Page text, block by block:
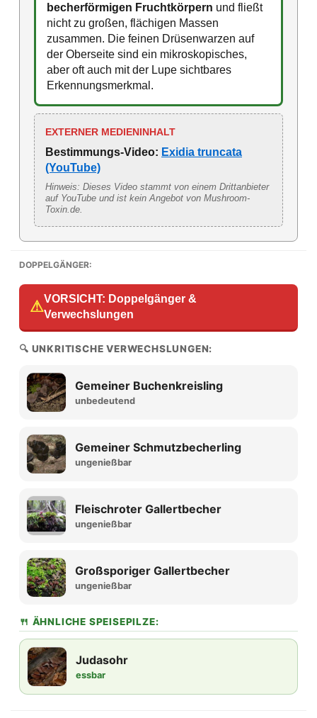
becherförmigen Fruchtkörpern und fließt
nicht zu großen, flächigen Massen
zusammen. Die feinen Drüsenwarzen auf
der Oberseite sind ein mikroskopisches,
aber oft auch mit der Lupe sichtbares
Erkennungsmerkmal.
EXTERNER MEDIENINHALT
Bestimmungs-Video: Exidia truncata
(YouTube)
Hinweis: Dieses Video stammt von einem Drittanbieter
auf YouTube und ist kein Angebot von Mushroom-
Toxin.de.
DOPPELGÄNGER:
⚠VORSICHT: Doppelgänger &
Verwechslungen
🔍 UNKRITISCHE VERWECHSLUNGEN:
Gemeiner Buchenkreisling
unbedeutend
Gemeiner Schmutzbecherling
ungenießbar
Fleischroter Gallertbecher
ungenießbar
Großsporiger Gallertbecher
ungenießbar
🍴 ÄHNLICHE SPEISEPILZE:
Judasohr
essbar